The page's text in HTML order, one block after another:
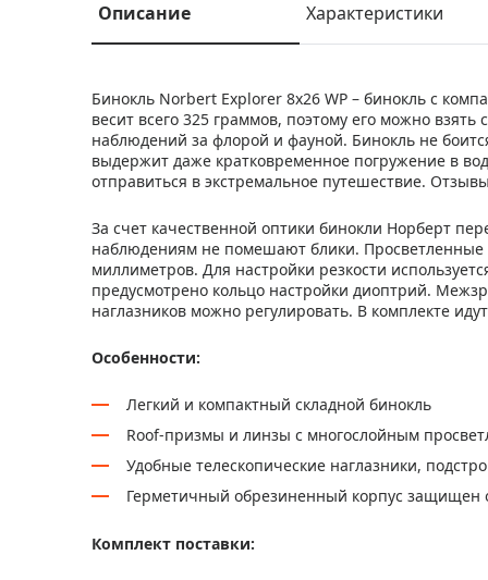
Описание Характеристики
Бинокль Norbert Explorer 8x26 WP – бинокль с
весит всего 325 граммов, поэтому его можно взять
наблюдений за флорой и фауной. Бинокль не
выдержит даже кратковременное погружение в
отправиться в экстремальное путешествие.
За счет качественной оптики бинокли Норберт
наблюдениям не помешают блики. Просветленные
миллиметров. Для настройки резкости
предусмотрено кольцо настройки диоптрий.
наглазников можно регулировать. В комплекте
Особенности:
Легкий и компактный складной бинокль
Roof-призмы и линзы с многослойным
Удобные телескопические наглазники,
Герметичный обрезиненный корпус защищен
Комплект поставки: